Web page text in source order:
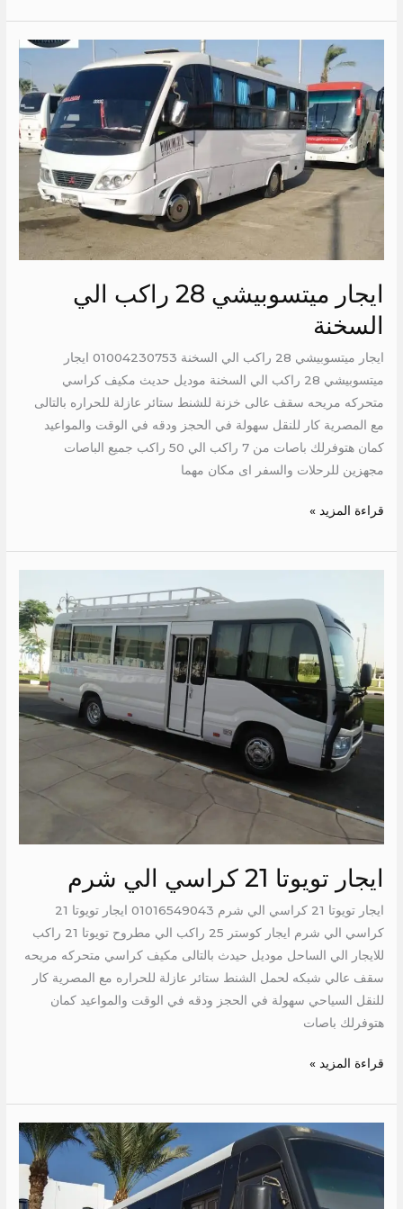
ايجار ميتسوبيشي 28 راكب الي
السخنة
ايجار ميتسوبيشي 28 راكب الي السخنة 01004230753 ايجار
ميتسوبيشي 28 راكب الي السخنة موديل حديث مكيف كراسي
متحركه مريحه سقف عالى خزنة للشنط ستائر عازلة للحراره بالتالى
مع المصرية كار للنقل سهولة في الحجز ودقه في الوقت والمواعيد
كمان هتوفرلك باصات من 7 راكب الي 50 راكب جميع الباصات
مجهزين للرحلات والسفر اى مكان مهما
ميتسوبيشي
28
راكب
الي
السخنة
قراءة المزيد »
ايجار تويوتا 21 كراسي الي شرم
ايجار تويوتا 21 كراسي الي شرم 01016549043 ايجار تويوتا 21
كراسي الي شرم ايجار كوستر 25 راكب الي مطروح تويوتا 21 راكب
للايجار الي الساحل موديل حيدث بالتالى مكيف كراسي متحركه مريحه
سقف عالي شبكه لحمل الشنط ستائر عازلة للحراره مع المصرية كار
للنقل السياحي سهولة في الحجز ودقه في الوقت والمواعيد كمان
هتوفرلك باصات
كراسي
الي
شرم
قراءة المزيد »
ميتسوبيشي
كرسي